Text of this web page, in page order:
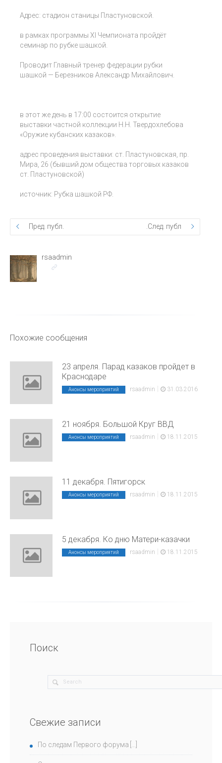
Адрес: стадион станицы Пластуновской.
в рамках программы XI Чемпионата пройдёт
семинар по рубке шашкой.
Проводит Главный тренер федерации рубки
шашкой — Березников Александр Михайлович.
в этот же день в 17:00 состоится открытие
выставки частной коллекции Н.Н. Твердохлебова
«Оружие кубанских казаков».
адрес проведения выставки: ст. Пластуновская, пр.
Мира, 26 (бывший дом общества торговых казаков
ст. Пластуновской)
источник: Рубка шашкой РФ.
Пред. публ. След. публ.
rsaadmin
Похожие сообщения
23 апреля. Парад казаков пройдет в
Краснодаре
Анонсы мероприятий rsaadmin 31.03.2016
21 ноября. Большой Круг ВВД
Анонсы мероприятий rsaadmin 18.11.2015
11 декабря. Пятигорск
Анонсы мероприятий rsaadmin 18.11.2015
5 декабря. Ко дню Матери-казачки
Анонсы мероприятий rsaadmin 18.11.2015
Поиск
Свежие записи
По следам Первого форума